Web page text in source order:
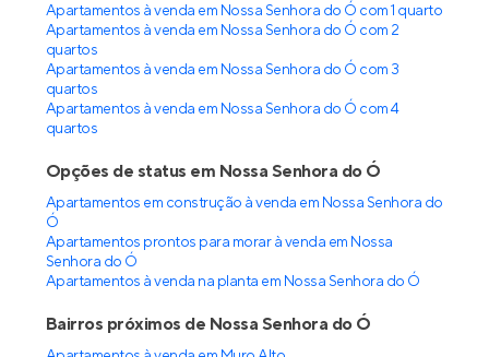
Apartamentos à venda em Nossa Senhora do Ó com 1 quarto
Apartamentos à venda em Nossa Senhora do Ó com 2
quartos
Apartamentos à venda em Nossa Senhora do Ó com 3
quartos
Apartamentos à venda em Nossa Senhora do Ó com 4
quartos
Opções de status em Nossa Senhora do Ó
Apartamentos em construção à venda em Nossa Senhora do
Ó
Apartamentos prontos para morar à venda em Nossa
Senhora do Ó
Apartamentos à venda na planta em Nossa Senhora do Ó
Bairros próximos de Nossa Senhora do Ó